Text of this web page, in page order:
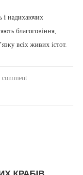
і надихаючих
благоговіння,
всіх живих істот.
comment